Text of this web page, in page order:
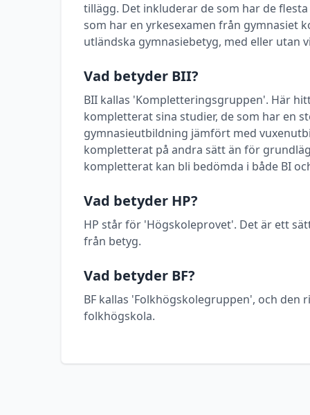
tillägg. Det inkluderar de som har de
som har en yrkesexamen från gymnasiet
utländska gymnasiebetyg, med eller utan
Vad betyder BII?
BII kallas 'Kompletteringsgruppen'. Här
kompletterat sina studier, de som har en
gymnasieutbildning jämfört med
kompletterat på andra sätt än för
kompletterat kan bli bedömda i både BI
Vad betyder HP?
HP står för 'Högskoleprovet'. Det är ett
från betyg.
Vad betyder BF?
BF kallas 'Folkhögskolegruppen', och
folkhögskola.